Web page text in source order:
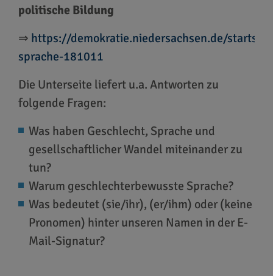
politische Bildung
⇒ https://demokratie.niedersachsen.de/
sprache-181011
Die Unterseite liefert u.a. Antworten zu
folgende Fragen:
Was haben Geschlecht, Sprache und
gesellschaftlicher Wandel miteinander zu
tun?
Warum geschlechterbewusste Sprache?
Was bedeutet (sie/ihr), (er/ihm) oder (keine
Pronomen) hinter unseren Namen in der E-
Mail-Signatur?